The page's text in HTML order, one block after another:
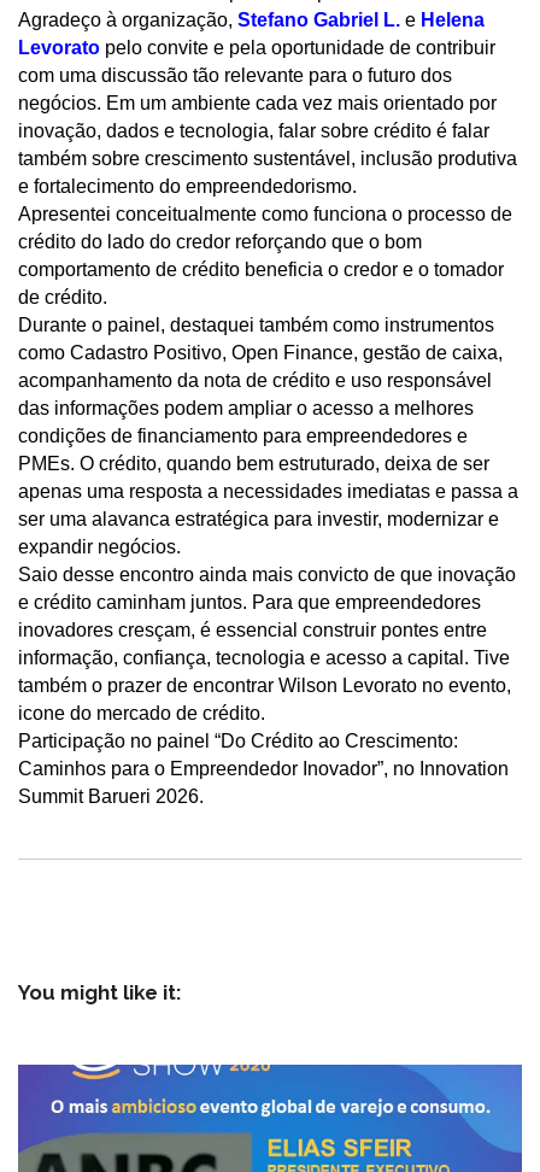
Agradeço à organização, Stefano Gabriel L. e Helena
Levorato pelo convite e pela oportunidade de contribuir
com uma discussão tão relevante para o futuro dos
negócios. Em um ambiente cada vez mais orientado por
inovação, dados e tecnologia, falar sobre crédito é falar
também sobre crescimento sustentável, inclusão produtiva
e fortalecimento do empreendedorismo.
Apresentei conceitualmente como funciona o processo de
crédito do lado do credor reforçando que o bom
comportamento de crédito beneficia o credor e o tomador
de crédito.
Durante o painel, destaquei também como instrumentos
como Cadastro Positivo, Open Finance, gestão de caixa,
acompanhamento da nota de crédito e uso responsável
das informações podem ampliar o acesso a melhores
condições de financiamento para empreendedores e
PMEs. O crédito, quando bem estruturado, deixa de ser
apenas uma resposta a necessidades imediatas e passa a
ser uma alavanca estratégica para investir, modernizar e
expandir negócios.
Saio desse encontro ainda mais convicto de que inovação
e crédito caminham juntos. Para que empreendedores
inovadores cresçam, é essencial construir pontes entre
informação, confiança, tecnologia e acesso a capital. Tive
também o prazer de encontrar Wilson Levorato no evento,
icone do mercado de crédito.
Participação no painel “Do Crédito ao Crescimento:
Caminhos para o Empreendedor Inovador”, no Innovation
Summit Barueri 2026.
You might like it: